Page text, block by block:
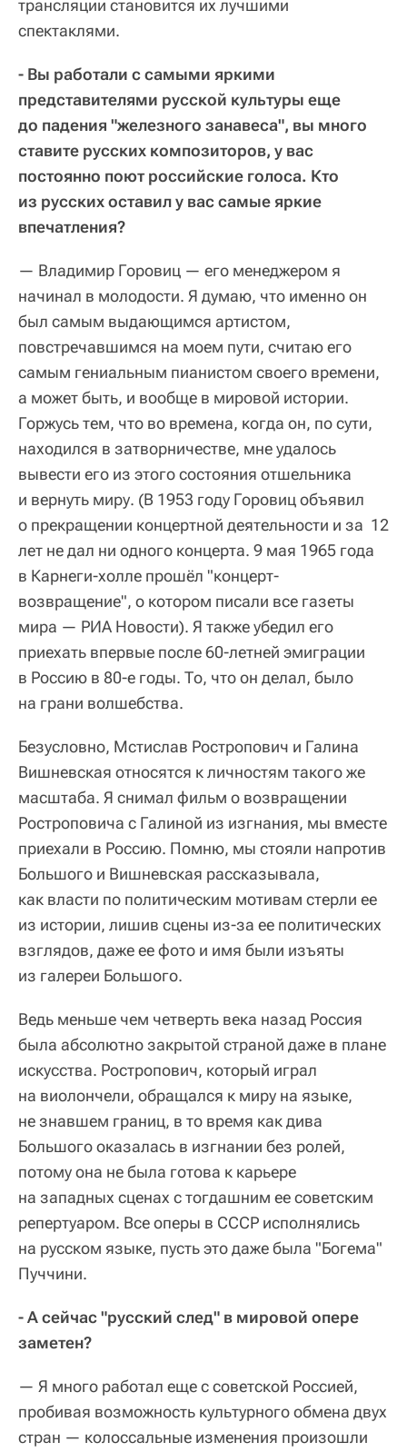
трансляции становится их лучшими
спектаклями.
- Вы работали с самыми яркими
представителями русской культуры еще
до падения "железного занавеса", вы много
ставите русских композиторов, у вас
постоянно поют российские голоса. Кто
из русских оставил у вас самые яркие
впечатления?
— Владимир Горовиц — его менеджером я
начинал в молодости. Я думаю, что именно он
был самым выдающимся артистом,
повстречавшимся на моем пути, считаю его
самым гениальным пианистом своего времени,
а может быть, и вообще в мировой истории.
Горжусь тем, что во времена, когда он, по сути,
находился в затворничестве, мне удалось
вывести его из этого состояния отшельника
и вернуть миру. (В 1953 году Горовиц объявил
о прекращении концертной деятельности и за 12
лет не дал ни одного концерта. 9 мая 1965 года
в Карнеги-холле прошёл "концерт-
возвращение", о котором писали все газеты
мира — РИА Новости). Я также убедил его
приехать впервые после 60-летней эмиграции
в Россию в 80-е годы. То, что он делал, было
на грани волшебства.
Безусловно, Мстислав Ростропович и Галина
Вишневская относятся к личностям такого же
масштаба. Я снимал фильм о возвращении
Ростроповича с Галиной из изгнания, мы вместе
приехали в Россию. Помню, мы стояли напротив
Большого и Вишневская рассказывала,
как власти по политическим мотивам стерли ее
из истории, лишив сцены из-за ее политических
взглядов, даже ее фото и имя были изъяты
из галереи Большого.
Ведь меньше чем четверть века назад Россия
была абсолютно закрытой страной даже в плане
искусства. Ростропович, который играл
на виолончели, обращался к миру на языке,
не знавшем границ, в то время как дива
Большого оказалась в изгнании без ролей,
потому она не была готова к карьере
на западных сценах с тогдашним ее советским
репертуаром. Все оперы в СССР исполнялись
на русском языке, пусть это даже была "Богема"
Пуччини.
- А сейчас "русский след" в мировой опере
заметен?
— Я много работал еще с советской Россией,
пробивая возможность культурного обмена двух
стран — колоссальные изменения произошли